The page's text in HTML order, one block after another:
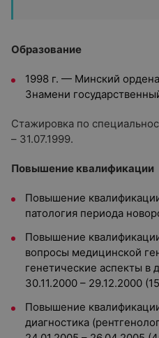
Образование
1998 г. — Минский
Знамени
Стажировка по
– 31.07.1999.
Повышение квалификации
Повышение
патология периода
Повышение
вопросы медицинской
генетические аспекты в
30.11.2000 – 29.12.2000
Повышение
диагностика